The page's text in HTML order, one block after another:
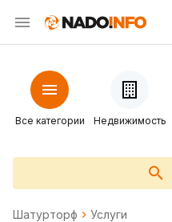
Все категории Недвижимость
Шатурторф Услуги